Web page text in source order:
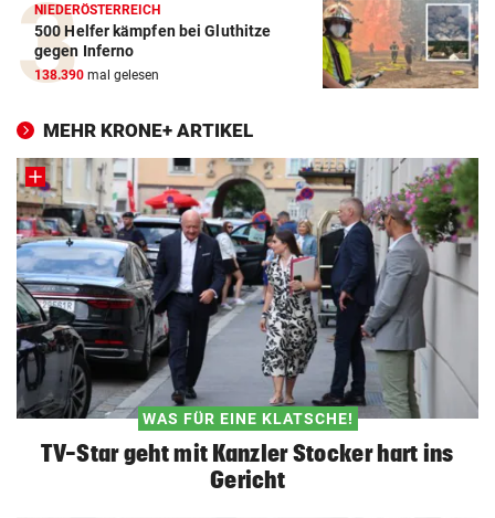
NIEDERÖSTERREICH
500 Helfer kämpfen bei Gluthitze
gegen Inferno
138.390 mal gelesen
MEHR KRONE+ ARTIKEL
WAS FÜR EINE KLATSCHE!
TV-Star geht mit Kanzler Stocker hart ins
Gericht